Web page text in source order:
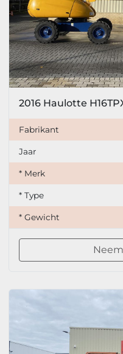
2016 Haulotte
Fabrikant
Jaar
* Merk
* Type
* Gewicht